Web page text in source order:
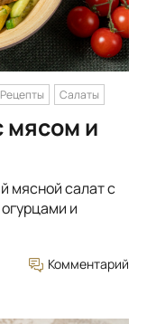
Рецепты Салаты
мясом и
мясной салат с
и
Комментарий